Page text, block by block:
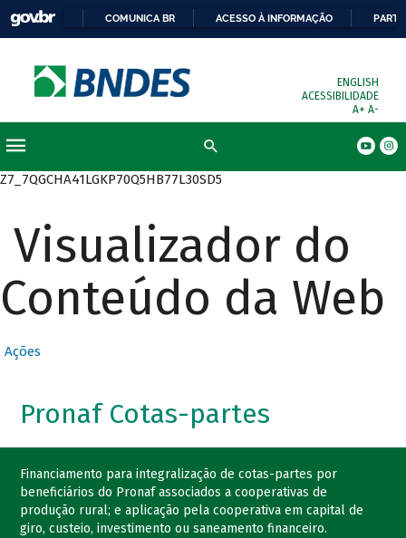
COMUNICA BR ACESSO À INFORMAÇÃO
ENGLISH
ACESSIBILIDADE
A+ A-
Z7_7QGCHA41LGKP70Q5HB77L30SD5
Visualizador do
Conteúdo da Web
Ações
Pronaf Cotas-partes
Financiamento para integralização de cotas-partes por
beneficiários do Pronaf associados a cooperativas de
produção rural; e aplicação pela cooperativa em capital de
giro, custeio, investimento ou saneamento financeiro.